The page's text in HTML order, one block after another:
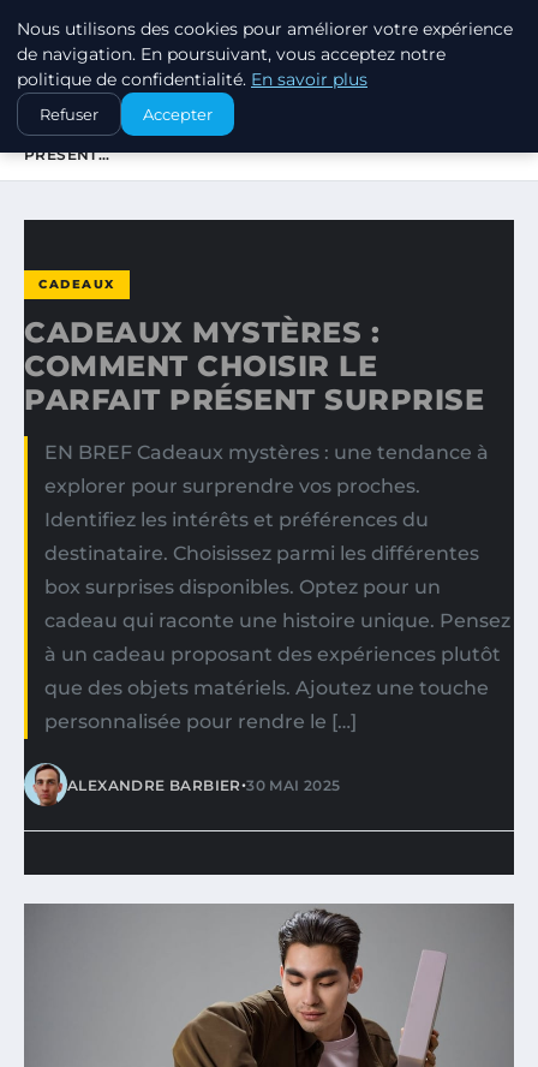
SWISSTALES
ACCUEIL
CADEAUX
CADEAUX MYSTÈRES : COMMENT CHOISIR LE PARFAIT
PRÉSENT…
CADEAUX
CADEAUX MYSTÈRES :
COMMENT CHOISIR LE
PARFAIT PRÉSENT SURPRISE
EN BREF Cadeaux mystères : une tendance à
explorer pour surprendre vos proches.
Identifiez les intérêts et préférences du
destinataire. Choisissez parmi les différentes
box surprises disponibles. Optez pour un
cadeau qui raconte une histoire unique. Pensez
à un cadeau proposant des expériences plutôt
que des objets matériels. Ajoutez une touche
personnalisée pour rendre le […]
ALEXANDRE BARBIER•30 MAI 2025
Nous utilisons des cookies pour améliorer votre expérience
de navigation. En poursuivant, vous acceptez notre
politique de confidentialité. En savoir plus
Refuser Accepter